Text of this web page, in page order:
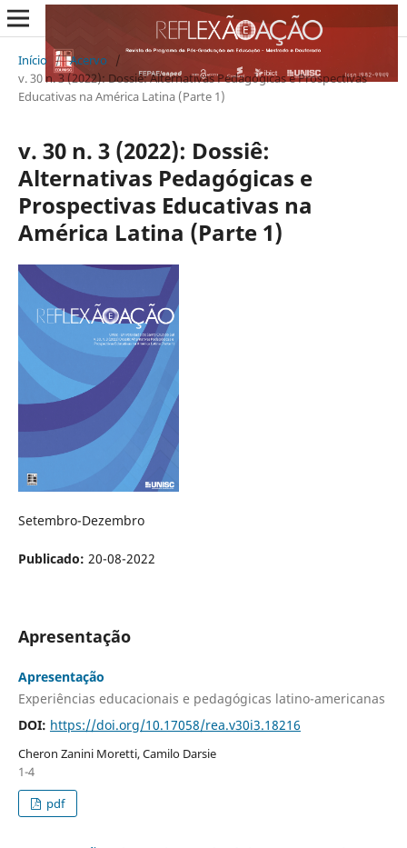
Início / Acervo
/
v. 30 n. 3 (2022): Dossiê: Alternativas Pedagógicas e Prospectivas
Educativas na América Latina (Parte 1)
v. 30 n. 3 (2022): Dossiê:
Alternativas Pedagógicas e
Prospectivas Educativas na
América Latina (Parte 1)
Setembro-Dezembro
Publicado: 20-08-2022
Apresentação
Apresentação
Experiências educacionais e pedagógicas latino-americanas
DOI: https://doi.org/10.17058/rea.v30i3.18216
Cheron Zanini Moretti, Camilo Darsie
1-4
pdf